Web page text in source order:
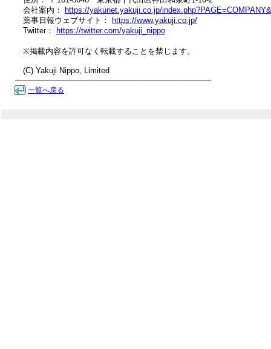
会社案内：
https://yakunet.yakuji.co.jp/
薬事日報ウェブサイト：
https://www.yakuji.co.jp/
Twitter：
https://twitter.com/yakuji_nippo
※掲載内容を許可なく転載することを禁じます。
(C) Yakuji Nippo, Limited
────────────────────────────────────
一覧へ戻る